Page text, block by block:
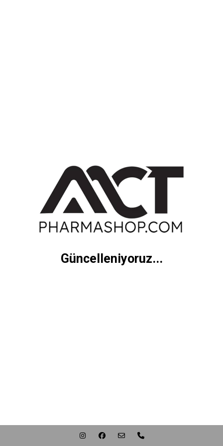
Güncelleniyoruz...